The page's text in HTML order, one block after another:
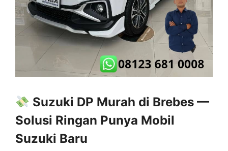
Suzuki DP Murah di Brebes —
Solusi Ringan Punya Mobil
Suzuki Baru